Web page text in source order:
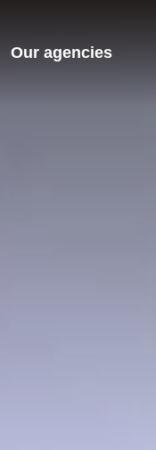
Our agencies